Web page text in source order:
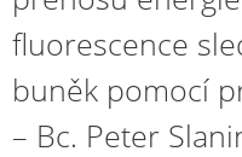
fluorescence
buněk pomocí
– Bc. Peter